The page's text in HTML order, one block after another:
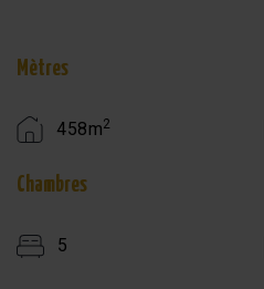
Mètres
458m2
Chambres
5